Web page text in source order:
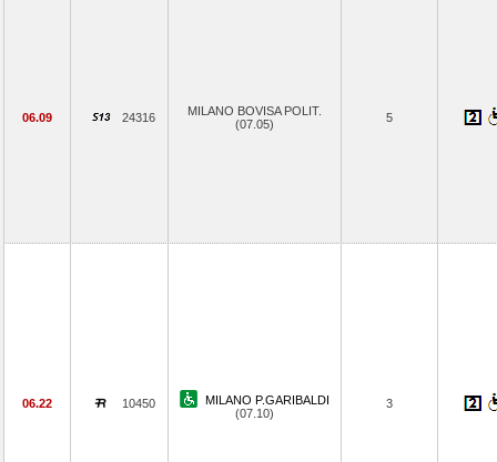
06.09 24316
MILANO BOVISA POLIT.
(07.05)
5
06.22 10450
MILANO P.GARIBALDI
(07.10)
3